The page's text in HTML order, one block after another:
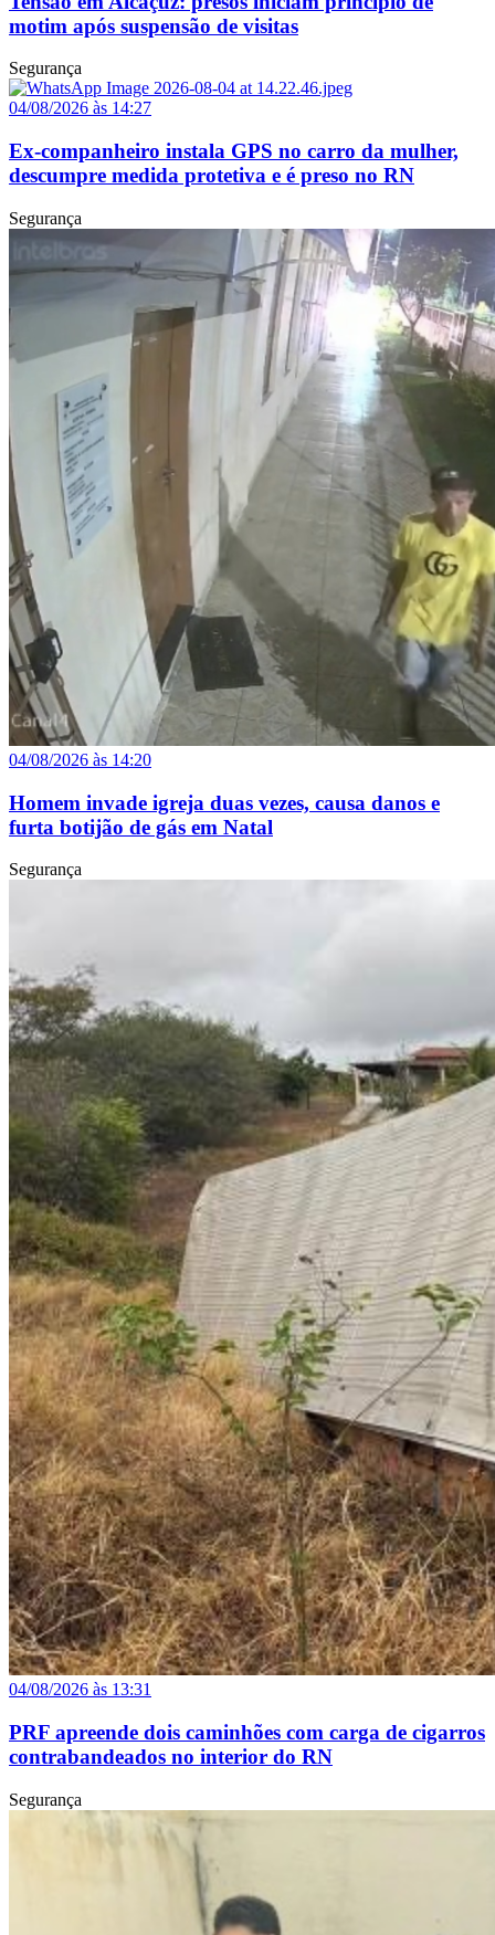
motim após suspensão de visitas
Segurança
04/08/2026 às 14:27
Ex-companheiro instala GPS no carro da mulher,
descumpre medida protetiva e é preso no RN
Segurança
04/08/2026 às 14:20
Homem invade igreja duas vezes, causa danos e
furta botijão de gás em Natal
Segurança
04/08/2026 às 13:31
PRF apreende dois caminhões com carga de cigarros
contrabandeados no interior do RN
Segurança